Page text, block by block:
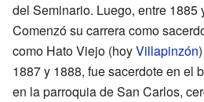
del Seminario. Luego, entre 1885
Comenzó su carrera como
como Hato Viejo (hoyVillapinzón
1887 y 1888, fue sacerdote en el
en la parroquia de San Carlos,